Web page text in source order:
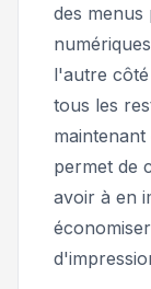
des menus
l'autre
tous les
maintenant
permet de
avoir à en